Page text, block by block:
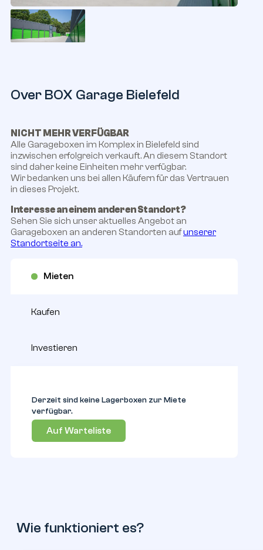
Over BOX Garage Bielefeld
NICHT MEHR VERFÜGBAR
Alle Garageboxen im Komplex in Bielefeld sind
inzwischen erfolgreich verkauft. An diesem Standort
sind daher keine Einheiten mehr verfügbar.
Wir bedanken uns bei allen Käufern für das Vertrauen
in dieses Projekt.
Interesse an einem anderen Standort?
Sehen Sie sich unser aktuelles Angebot an
Garageboxen an anderen Standorten aufunserer
Standortseite an.
Mieten
Kaufen
Investieren
Derzeit sind keine Lagerboxen zur Miete
verfügbar.
Auf Warteliste
Wie funktioniert es?